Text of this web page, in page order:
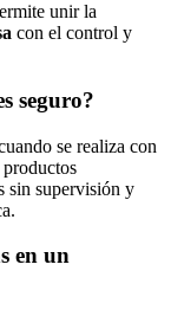
unir la
con el control y
seguro?
se realiza con
sin supervisión y
en un